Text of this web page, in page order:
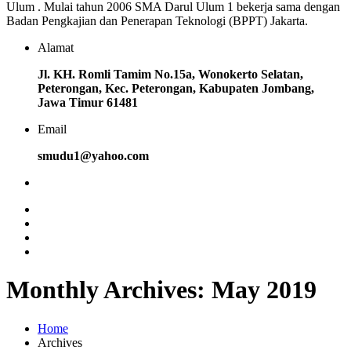
Ulum . Mulai tahun 2006 SMA Darul Ulum 1 bekerja sama dengan
Badan Pengkajian dan Penerapan Teknologi (BPPT) Jakarta.
Alamat
Jl. KH. Romli Tamim No.15a, Wonokerto Selatan,
Peterongan, Kec. Peterongan, Kabupaten Jombang,
Jawa Timur 61481
Email
smudu1@yahoo.com
Monthly Archives: May 2019
Home
Archives